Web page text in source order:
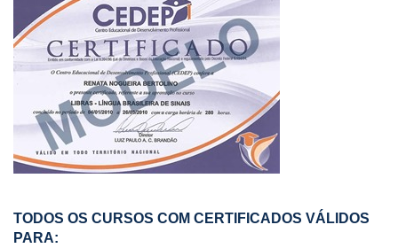
TODOS OS CURSOS COM CERTIFICADOS VÁLIDOS
PARA: